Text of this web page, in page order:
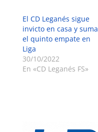
El CD Leganés sigue
invicto en casa y suma
el quinto empate en
Liga
30/10/2022
En «CD Leganés FS»